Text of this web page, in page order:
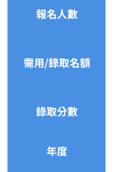
報名人數
需用/錄取名額
錄取分數
年度